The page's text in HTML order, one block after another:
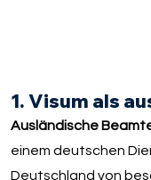
1. Visum als
Ausländische
einem deutschen
Deutschland von